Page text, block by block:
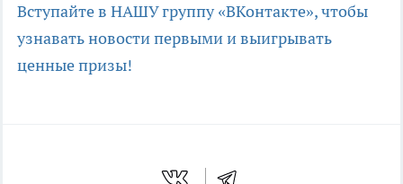
Вступайте в НАШУ группу «ВКонтакте», чтобы
узнавать новости первыми и выигрывать
ценные призы!